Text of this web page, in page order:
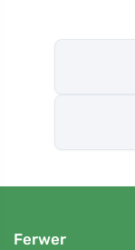
Ferwer